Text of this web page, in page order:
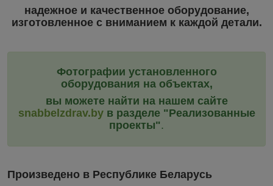
надежное и качественное оборудование,
изготовленное с вниманием к каждой детали.
Фотографии установленного
оборудования на объектах,
вы можете найти на нашем сайте
snabbelzdrav.byв разделе "Реализованные
проекты".
Произведено в Республике Беларусь